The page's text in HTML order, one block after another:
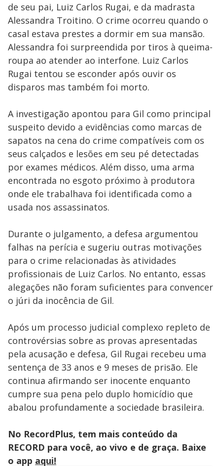
de seu pai, Luiz Carlos Rugai, e da madrasta
Alessandra Troitino. O crime ocorreu quando o
casal estava prestes a dormir em sua mansão.
Alessandra foi surpreendida por tiros à queima-
roupa ao atender ao interfone. Luiz Carlos
Rugai tentou se esconder após ouvir os
disparos mas também foi morto.
A investigação apontou para Gil como principal
suspeito devido a evidências como marcas de
sapatos na cena do crime compatíveis com os
seus calçados e lesões em seu pé detectadas
por exames médicos. Além disso, uma arma
encontrada no esgoto próximo à produtora
onde ele trabalhava foi identificada como a
usada nos assassinatos.
Durante o julgamento, a defesa argumentou
falhas na perícia e sugeriu outras motivações
para o crime relacionadas às atividades
profissionais de Luiz Carlos. No entanto, essas
alegações não foram suficientes para convencer
o júri da inocência de Gil.
Após um processo judicial complexo repleto de
controvérsias sobre as provas apresentadas
pela acusação e defesa, Gil Rugai recebeu uma
sentença de 33 anos e 9 meses de prisão. Ele
continua afirmando ser inocente enquanto
cumpre sua pena pelo duplo homicídio que
abalou profundamente a sociedade brasileira.
No RecordPlus, tem mais conteúdo da
RECORD para você, ao vivo e de graça. Baixe
o app aqui!